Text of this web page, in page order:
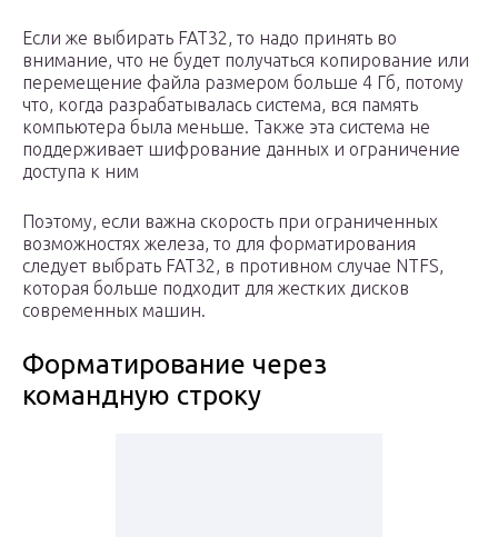
Если же выбирать FAT32, то надо принять во
внимание, что не будет получаться копирование или
перемещение файла размером больше 4 Гб, потому
что, когда разрабатывалась система, вся память
компьютера была меньше. Также эта система не
поддерживает шифрование данных и ограничение
доступа к ним
Поэтому, если важна скорость при ограниченных
возможностях железа, то для форматирования
следует выбрать FAT32, в противном случае NTFS,
которая больше подходит для жестких дисков
современных машин.
Форматирование через
командную строку